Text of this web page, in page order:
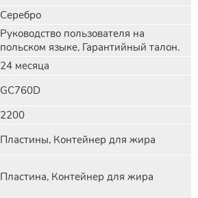
Серебро
Руководство пользователя на
польском языке, Гарантийный талон.
24 месяца
GC760D
2200
Пластины, Контейнер для жира
Пластина, Контейнер для жира